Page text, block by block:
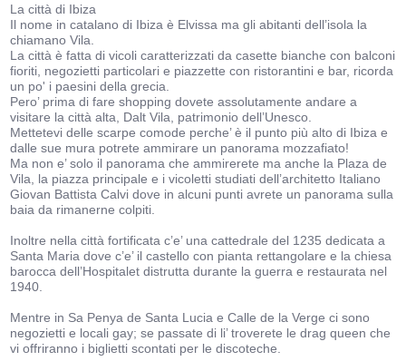
La città di Ibiza
Il nome in catalano di Ibiza è Elvissa ma gli abitanti dell’isola la
chiamano Vila.
La città è fatta di vicoli caratterizzati da casette bianche con balconi
fioriti, negozietti particolari e piazzette con ristorantini e bar, ricorda
un po' i paesini della grecia.
Pero’ prima di fare shopping dovete assolutamente andare a
visitare la città alta, Dalt Vila, patrimonio dell’Unesco.
Mettetevi delle scarpe comode perche’ è il punto più alto di Ibiza e
dalle sue mura potrete ammirare un panorama mozzafiato!
Ma non e’ solo il panorama che ammirerete ma anche la Plaza de
Vila, la piazza principale e i vicoletti studiati dell’architetto Italiano
Giovan Battista Calvi dove in alcuni punti avrete un panorama sulla
baia da rimanerne colpiti.
Inoltre nella città fortificata c’e’ una cattedrale del 1235 dedicata a
Santa Maria dove c’e’ il castello con pianta rettangolare e la chiesa
barocca dell’Hospitalet distrutta durante la guerra e restaurata nel
1940.
Mentre in Sa Penya de Santa Lucia e Calle de la Verge ci sono
negozietti e locali gay; se passate di li’ troverete le drag queen che
vi offriranno i biglietti scontati per le discoteche.